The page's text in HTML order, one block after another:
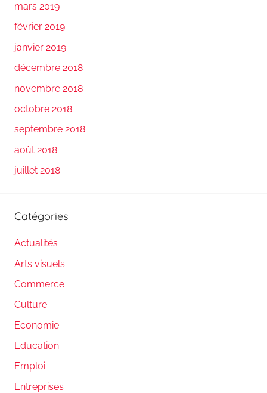
mars 2019
février 2019
janvier 2019
décembre 2018
novembre 2018
octobre 2018
septembre 2018
août 2018
juillet 2018
Catégories
Actualités
Arts visuels
Commerce
Culture
Economie
Education
Emploi
Entreprises